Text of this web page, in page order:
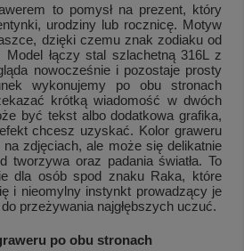
to pomysł na prezent, który
urodziny lub rocznicę. Motyw
dzięki czemu znak zodiaku od
łączy stal szlachetną 316L z
nowocześnie i pozostaje prosty
wykonujemy po obu stronach
krótką wiadomość w dwóch
być tekst albo dodatkowa grafika,
chcesz uzyskać. Kolor graweru
zdjęciach, ale może się delikatnie
tworzywa oraz padania światła. To
dla osób spod znaku Raka, które
i nieomylny instynkt prowadzący je
przeżywania najgłębszych uczuć.
po obu stronach